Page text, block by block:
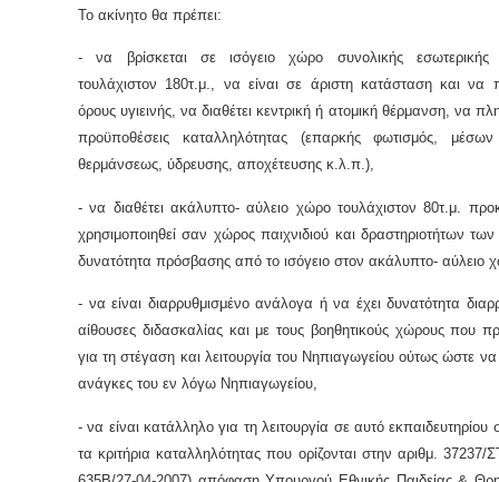
Το ακίνητο θα πρέπει:
- να βρίσκεται σε ισόγειο χώρο συνολικής εσωτερικής
τουλάχιστον 180τ.μ., να είναι σε άριστη κατάσταση και να
όρους υγιεινής, να διαθέτει κεντρική ή ατομική θέρμανση, να
προϋποθέσεις καταλληλότητας (επαρκής φωτισμός,
θερμάνσεως, ύδρευσης, αποχέτευσης κ.λ.π.),
- να διαθέτει ακάλυπτο- αύλειο χώρο τουλάχιστον 80τ.μ.
χρησιμοποιηθεί σαν χώρος παιχνιδιού και δραστηριοτήτων
δυνατότητα πρόσβασης από το ισόγειο στον ακάλυπτο- αύλειο
- να είναι διαρρυθμισμένο ανάλογα ή να έχει δυνατότητα
αίθουσες διδασκαλίας και με τους βοηθητικούς χώρους που
για τη στέγαση και λειτουργία του Νηπιαγωγείου ούτως ώστε να
ανάγκες του εν λόγω Νηπιαγωγείου,
- να είναι κατάλληλο για τη λειτουργία σε αυτό
τα κριτήρια καταλληλότητας που ορίζονται στην αριθμ.